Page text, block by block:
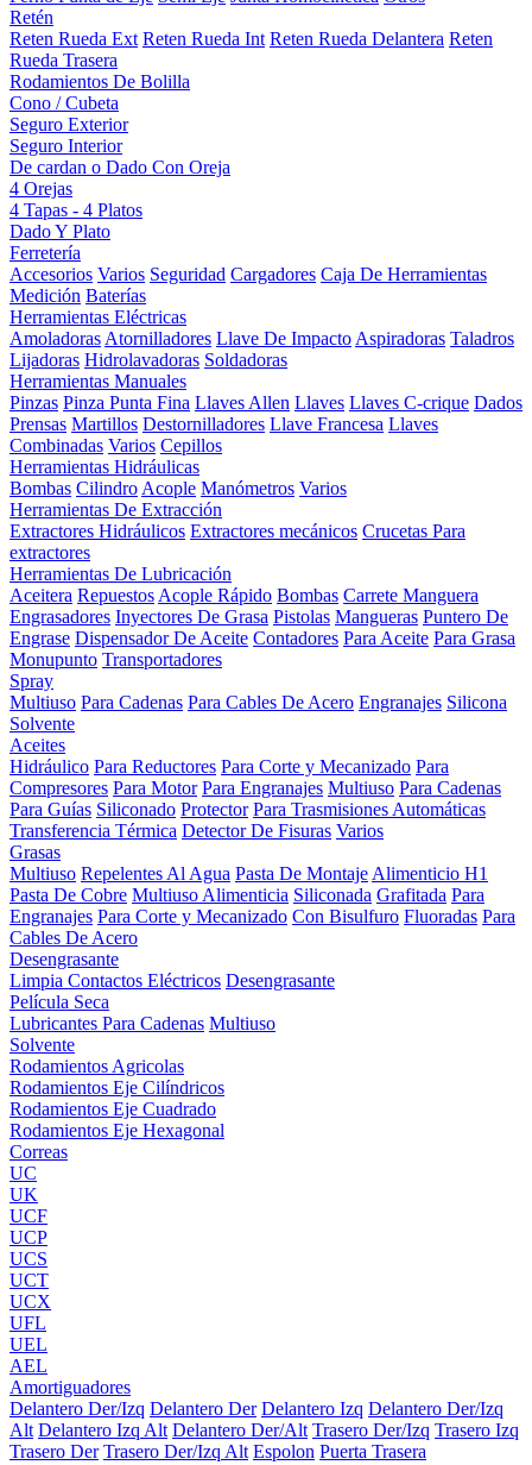
Retén
Reten Rueda Ext Reten Rueda Int Reten Rueda Delantera Reten
Rueda Trasera
Rodamientos De Bolilla
Cono / Cubeta
Seguro Exterior
Seguro Interior
De cardan o Dado Con Oreja
4 Orejas
4 Tapas - 4 Platos
Dado Y Plato
Ferretería
Accesorios Varios Seguridad Cargadores Caja De Herramientas
Medición Baterías
Herramientas Eléctricas
Amoladoras Atornilladores Llave De Impacto Aspiradoras Taladros
Lijadoras Hidrolavadoras Soldadoras
Herramientas Manuales
Pinzas Pinza Punta Fina Llaves Allen Llaves Llaves C-crique Dados
Prensas Martillos Destornilladores Llave Francesa Llaves
Combinadas Varios Cepillos
Herramientas Hidráulicas
Bombas Cilindro Acople Manómetros Varios
Herramientas De Extracción
Extractores Hidráulicos Extractores mecánicos Crucetas Para
extractores
Herramientas De Lubricación
Aceitera Repuestos Acople Rápido Bombas Carrete Manguera
Engrasadores Inyectores De Grasa Pistolas Mangueras Puntero De
Engrase Dispensador De Aceite Contadores Para Aceite Para Grasa
Monupunto Transportadores
Spray
Multiuso Para Cadenas Para Cables De Acero Engranajes Silicona
Solvente
Aceites
Hidráulico Para Reductores Para Corte y Mecanizado Para
Compresores Para Motor Para Engranajes Multiuso Para Cadenas
Para Guías Siliconado Protector Para Trasmisiones Automáticas
Transferencia Térmica Detector De Fisuras Varios
Grasas
Multiuso Repelentes Al Agua Pasta De Montaje Alimenticio H1
Pasta De Cobre Multiuso Alimenticia Siliconada Grafitada Para
Engranajes Para Corte y Mecanizado Con Bisulfuro Fluoradas Para
Cables De Acero
Desengrasante
Limpia Contactos Eléctricos Desengrasante
Película Seca
Lubricantes Para Cadenas Multiuso
Solvente
Rodamientos Agricolas
Rodamientos Eje Cilíndricos
Rodamientos Eje Cuadrado
Rodamientos Eje Hexagonal
Correas
UC
UK
UCF
UCP
UCS
UCT
UCX
UFL
UEL
AEL
Amortiguadores
Delantero Der/Izq Delantero Der Delantero Izq Delantero Der/Izq
Alt Delantero Izq Alt Delantero Der/Alt Trasero Der/Izq Trasero Izq
Trasero Der Trasero Der/Izq Alt Espolon Puerta Trasera